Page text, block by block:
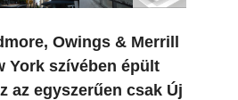
Owings & Merrill
York szívében épült
az egyszerűen csak Új